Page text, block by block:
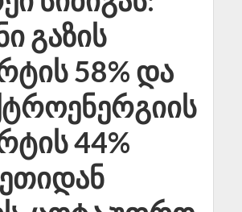
გაზის
58% და
44%